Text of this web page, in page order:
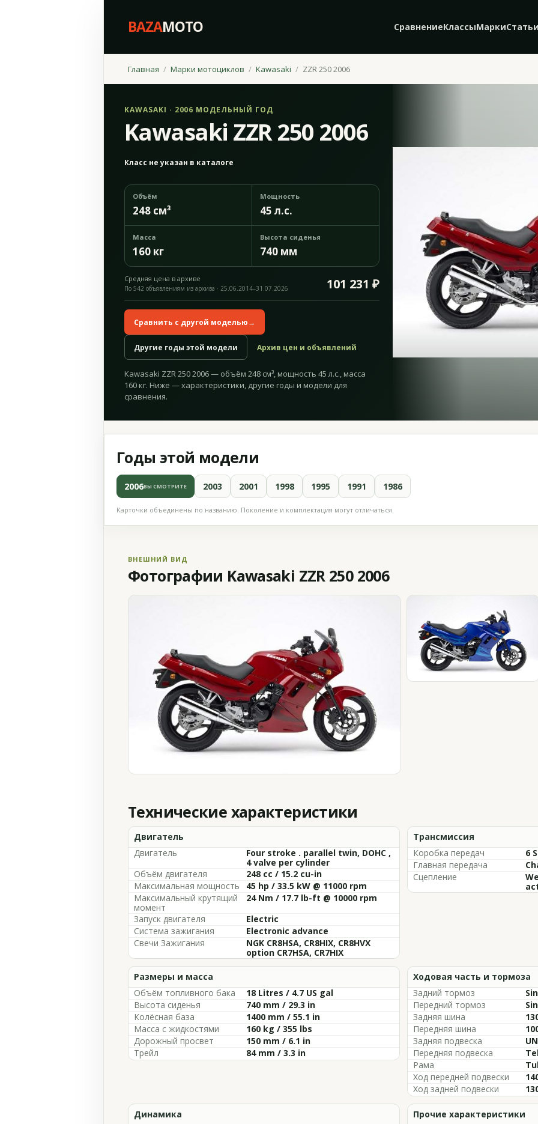
BAZAMOTO СравнениеКлассыМаркиСтатьи
Главная Марки мотоциклов Kawasaki ZZR 250 2006
KAWASAKI · 2006 МОДЕЛЬНЫЙ ГОД
Kawasaki ZZR 250 2006
Класс не указан в каталоге
Объём
248 см³
Мощность
45 л.с.
Масса
160 кг
Высота сиденья
740 мм
Средняя цена в архиве 101 231 ₽
По 542 объявлениям из архива · 25.06.2014–31.07.2026
Сравнить с другой моделью→
Другие годы этой модели Архив цен и объявлений
Kawasaki ZZR 250 2006 — объём 248 см³, мощность 45 л.с., масса
160 кг. Ниже — характеристики, другие годы и модели для
сравнения.
Годы этой модели
2006ВЫ СМОТРИТЕ 2003 2001 1998 1995 1991 1986
Карточки объединены по названию. Поколение и комплектация могут отличаться.
ВНЕШНИЙ ВИД
Фотографии Kawasaki ZZR 250 2006
Технические характеристики
Двигатель
Двигатель
Four stroke . parallel twin, DOHC ,
4 valve per cylinder
Объём двигателя
248 cc / 15.2 cu-in
Максимальная мощность
45 hp / 33.5 kW @ 11000 rpm
Максимальный крутящий
момент
24 Nm / 17.7 lb-ft @ 10000 rpm
Запуск двигателя
Electric
Система зажигания
Electronic advance
Свечи Зажигания
NGK CR8HSA, CR8HIX, CR8HVX
option CR7HSA, CR7HIX
Трансмиссия
Коробка передач
6
Главная передача
Сцепление
Размеры и масса
Объём топливного бака
18 Litres / 4.7 US gal
Высота сиденья
740 mm / 29.3 in
Колёсная база
1400 mm / 55.1 in
Масса с жидкостями
160 kg / 355 lbs
Дорожный просвет
150 mm / 6.1 in
Трейл
84 mm / 3.3 in
Ходовая часть и тормоза
Задний тормоз
Передний тормоз
Задняя шина
Передняя шина
Задняя подвеска
Передняя подвеска
Рама
Ход передней подвески
Ход задней подвески
Динамика
Прочие характеристики